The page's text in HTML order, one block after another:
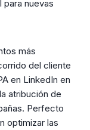
para nuevas
más
del cliente
en LinkedIn en
atribución de
Perfecto
optimizar las